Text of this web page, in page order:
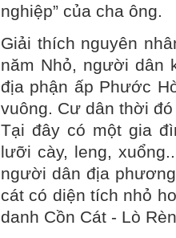
nghiệp” của cha ông.
Giải thích nguyên
năm Nhỏ, người dân
địa phận ấp Phước
vuông. Cư dân thời
Tại đây có một gia
lưỡi cày, leng,
người dân địa
cát có diện tích nhỏ
danh Cồn Cát - Lò